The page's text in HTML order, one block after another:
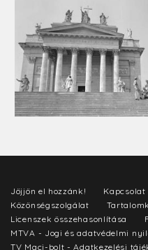
Jöjjön el hozzánk! Kapcsolat
Közönségszolgálat
Licenszek összehasonlítása
MTVA - Jogi és adatvédelmi
TV Maci-bolt - Adatkezelési